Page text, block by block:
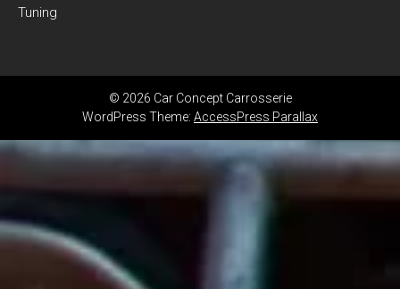
Tuning
© 2026 Car Concept Carrosserie
WordPress Theme: AccessPress Parallax